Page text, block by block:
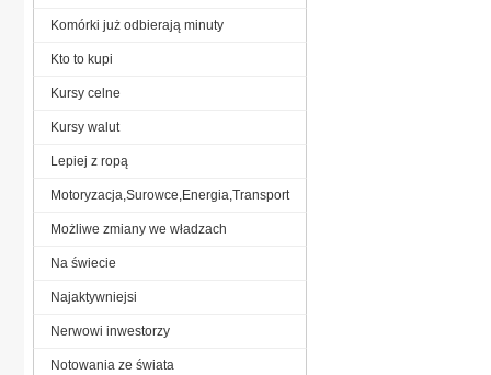
Komórki już odbierają minuty
Kto to kupi
Kursy celne
Kursy walut
Lepiej z ropą
Motoryzacja,Surowce,Energia,Transport
Możliwe zmiany we władzach
Na świecie
Najaktywniejsi
Nerwowi inwestorzy
Notowania ze świata